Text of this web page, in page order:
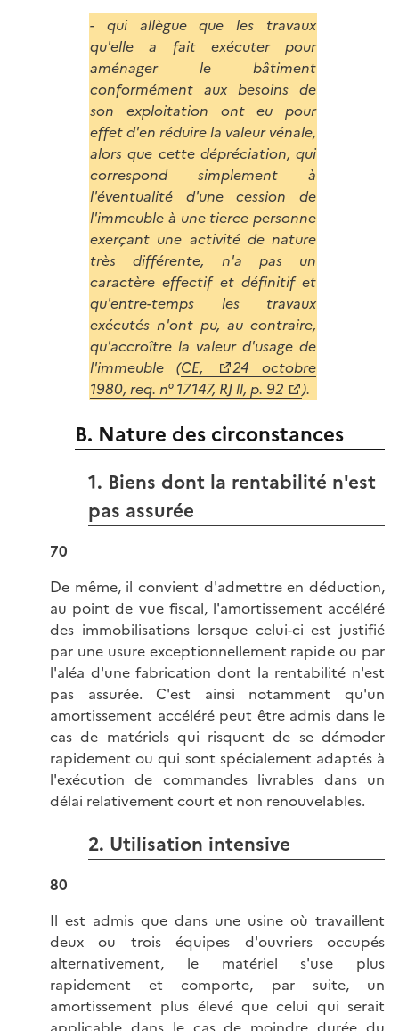
- qui allègue que les travaux
qu'elle a fait exécuter pour
aménager le bâtiment
conformément aux besoins de
son exploitation ont eu pour
effet d'en réduire la valeur vénale,
alors que cette dépréciation, qui
correspond simplement à
l'éventualité d'une cession de
l'immeuble à une tierce personne
exerçant une activité de nature
très différente, n'a pas un
caractère effectif et définitif et
qu'entre-temps les travaux
exécutés n'ont pu, au contraire,
qu'accroître la valeur d'usage de
l'immeuble (CE,
24 octobre
1980, req. n° 17147, RJ ll, p. 92
).
B. Nature des circonstances
1. Biens dont la rentabilité n'est
pas assurée
70
De même, il convient d'admettre en déduction,
au point de vue fiscal, l'amortissement accéléré
des immobilisations lorsque celui-ci est justifié
par une usure exceptionnellement rapide ou par
l'aléa d'une fabrication dont la rentabilité n'est
pas assurée. C'est ainsi notamment qu'un
amortissement accéléré peut être admis dans le
cas de matériels qui risquent de se démoder
rapidement ou qui sont spécialement adaptés à
l'exécution de commandes livrables dans un
délai relativement court et non renouvelables.
2. Utilisation intensive
80
Il est admis que dans une usine où travaillent
deux ou trois équipes d'ouvriers occupés
alternativement, le matériel s'use plus
rapidement et comporte, par suite, un
amortissement plus élevé que celui qui serait